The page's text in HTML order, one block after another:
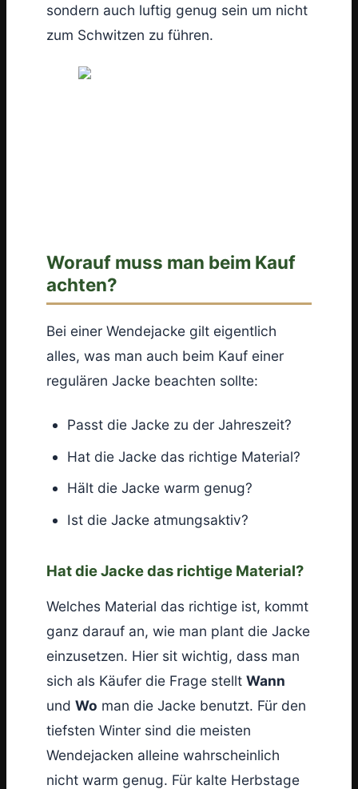
sondern auch luftig genug sein um nicht
zum Schwitzen zu führen.
Worauf muss man beim Kauf
achten?
Bei einer Wendejacke gilt eigentlich
alles, was man auch beim Kauf einer
regulären Jacke beachten sollte:
Passt die Jacke zu der Jahreszeit?
Hat die Jacke das richtige Material?
Hält die Jacke warm genug?
Ist die Jacke atmungsaktiv?
Hat die Jacke das richtige Material?
Welches Material das richtige ist, kommt
ganz darauf an, wie man plant die Jacke
einzusetzen. Hier sit wichtig, dass man
sich als Käufer die Frage stellt Wann
und Wo man die Jacke benutzt. Für den
tiefsten Winter sind die meisten
Wendejacken alleine wahrscheinlich
nicht warm genug. Für kalte Herbstage